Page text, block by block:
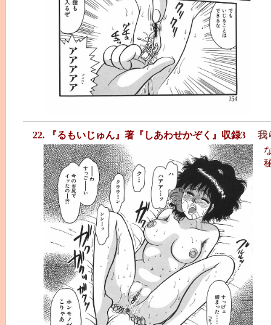
22. 『るもいじゅん』著『しあわせかぞく』収録3
我